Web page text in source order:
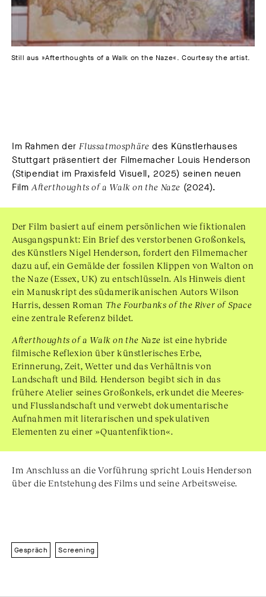
Still aus »Afterthoughts of a Walk on the Naze«. Courtesy the artist.
Im Rahmen derFlussatmosphäre des Künstlerhauses
Stuttgart präsentiert der Filmemacher Louis Henderson
(Stipendiat im Praxisfeld Visuell, 2025) seinen neuen
FilmAfterthoughts of a Walk on the Naze (2024).
Der Film basiert auf einem persönlichen wie fiktionalen
Ausgangspunkt: Ein Brief des verstorbenen Großonkels,
des Künstlers Nigel Henderson, fordert den Filmemacher
dazu auf, ein Gemälde der fossilen Klippen von Walton on
the Naze (Essex, UK) zu entschlüsseln. Als Hinweis dient
ein Manuskript des südamerikanischen Autors Wilson
Harris, dessen Roman The Fourbanks of the River of Space
eine zentrale Referenz bildet.
Afterthoughts of a Walk on the Naze ist eine hybride
filmische Reflexion über künstlerisches Erbe,
Erinnerung, Zeit, Wetter und das Verhältnis von
Landschaft und Bild. Henderson begibt sich in das
frühere Atelier seines Großonkels, erkundet die Meeres-
und Flusslandschaft und verwebt dokumentarische
Aufnahmen mit literarischen und spekulativen
Elementen zu einer »Quantenfiktion«.
Im Anschluss an die Vorführung spricht Louis Henderson
über die Entstehung des Films und seine Arbeitsweise.
Gespräch Screening